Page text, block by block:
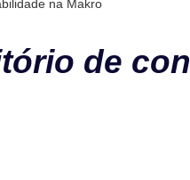
na Makro
de